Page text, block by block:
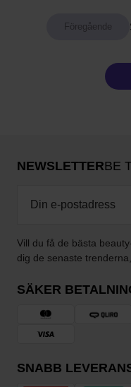
NEWSLETTERBE
Vill du få de bästa
dig de senaste
SÄKER
SNABB